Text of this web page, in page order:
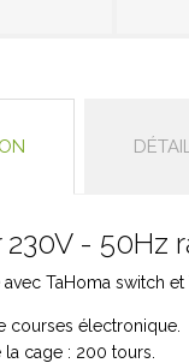
230V - 50Hz
TaHoma switch et
courses électronique.
la cage : 200 tours.